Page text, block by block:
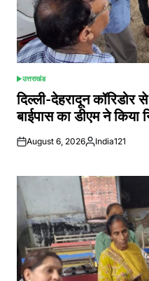
POSTED
IN
उत्तराखंड
दिल्ली-देहरादून कॉरिडोर
बाईपास का डीएम ने किया
August 6, 2026Posted
India121